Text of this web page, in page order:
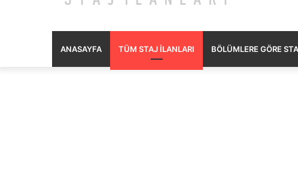
ANASAYFA TÜM STAJ İLANLARI BÖLÜMLERE GÖRE